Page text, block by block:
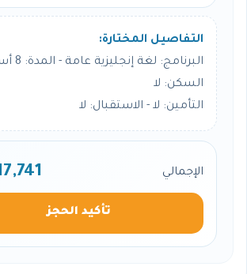
التفاصيل المختارة:
البرنامج: لغة إنجليزية عامة - المدة: 8 أسبوع
السكن: لا
التأمين: لا - الاستقبال: لا
الإجمالي 17,741
تأكيد الحجز